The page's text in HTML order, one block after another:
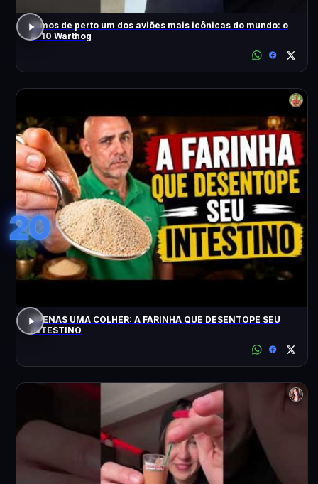
Vimos de perto um dos aviões mais icônicas do mundo: o
A-10 Warthog
20
APENAS UMA COLHER: A FARINHA QUE DESENTOPE SEU
INTESTINO